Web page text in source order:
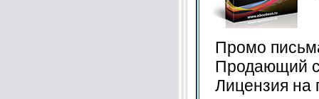
Промо
Продающий
Лицензия на